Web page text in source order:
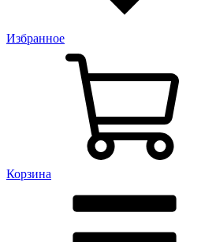
Избранное
Корзина